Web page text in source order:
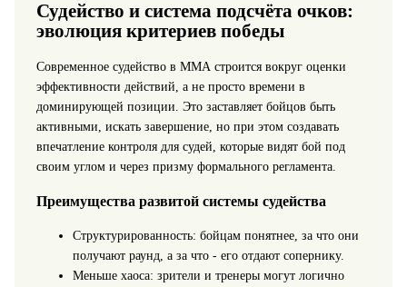
Судейство и система подсчёта очков:
эволюция критериев победы
Современное судейство в ММА строится вокруг оценки
эффективности действий, а не просто времени в
доминирующей позиции. Это заставляет бойцов быть
активными, искать завершение, но при этом создавать
впечатление контроля для судей, которые видят бой под
своим углом и через призму формального регламента.
Преимущества развитой системы судейства
Структурированность: бойцам понятнее, за что они
получают раунд, а за что - его отдают сопернику.
Меньше хаоса: зрители и тренеры могут логично